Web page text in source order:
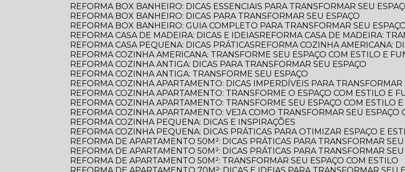
REFORMA BOX BANHEIRO: DICAS ESSENCIAIS PARA TRANSFORMAR SEU
REFORMA BOX BANHEIRO: DICAS PARA TRANSFORMAR SEU ESPAÇO
REFORMA BOX BANHEIRO: GUIA COMPLETO PARA TRANSFORMAR SEU
REFORMA CASA DE MADEIRA: DICAS E IDEIAS
REFORMA CASA DE MADEIRA:
REFORMA CASA PEQUENA: DICAS PRÁTICAS
REFORMA COZINHA AMERICANA:
REFORMA COZINHA AMERICANA: TRANSFORME SEU ESPAÇO COM ESTILO E
REFORMA COZINHA ANTIGA: DICAS PARA TRANSFORMAR SEU ESPAÇO
REFORMA COZINHA ANTIGA: TRANSFORME SEU ESPAÇO
REFORMA COZINHA APARTAMENTO: DICAS IMPERDÍVEIS PARA TRANSFORMAR
REFORMA COZINHA APARTAMENTO: TRANSFORME O ESPAÇO COM ESTILO E
REFORMA COZINHA APARTAMENTO: TRANSFORME SEU ESPAÇO COM ESTILO
REFORMA COZINHA APARTAMENTO: VEJA COMO TRANSFORMAR SEU
REFORMA COZINHA PEQUENA: DICAS E INSPIRAÇÕES
REFORMA COZINHA PEQUENA: DICAS PRÁTICAS PARA OTIMIZAR ESPAÇO E
REFORMA DE APARTAMENTO 50M²: DICAS PRÁTICAS PARA TRANSFORMAR
REFORMA DE APARTAMENTO 50M²: DICAS PRÁTICAS PARA TRANSFORMAR
REFORMA DE APARTAMENTO 50M²: TRANSFORMAR SEU ESPAÇO COM ESTILO